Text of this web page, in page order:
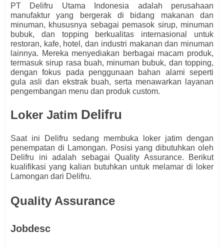
PT Delifru Utama Indonesia adalah perusahaan
manufaktur yang bergerak di bidang makanan dan
minuman, khususnya sebagai pemasok sirup, minuman
bubuk, dan topping berkualitas internasional untuk
restoran, kafe, hotel, dan industri makanan dan minuman
lainnya. Mereka menyediakan berbagai macam produk,
termasuk sirup rasa buah, minuman bubuk, dan topping,
dengan fokus pada penggunaan bahan alami seperti
gula asli dan ekstrak buah, serta menawarkan layanan
pengembangan menu dan produk custom.
Loker Jatim Delifru
Saat ini Delifru sedang membuka loker jatim dengan
penempatan di Lamongan. Posisi yang dibutuhkan oleh
Delifru ini adalah sebagai Quality Assurance.
Berikut
kualifikasi yang kalian butuhkan untuk melamar di loker
Lamongan dari Delifru.
Quality Assurance
Jobdesc